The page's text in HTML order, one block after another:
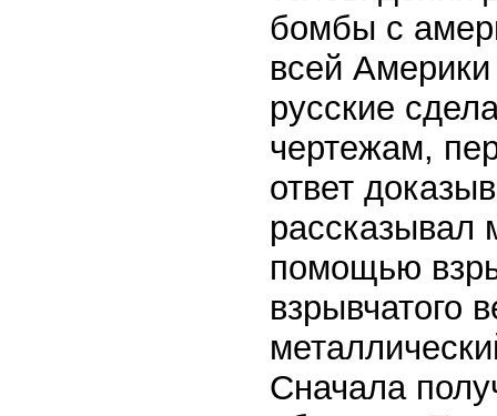
бомбы с
всей
русские
чертежам,
ответ
рассказывал
помощью
взрывчатого
Сначала